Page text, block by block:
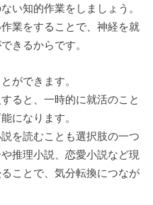
い知的作業をしましょう。
業をすることで、神経を就
きるからです。
ができます。
ると、一時的に就活のこと
になります。
を読むことも選択肢の一つ
推理小説、恋愛小説など現
ことで、気分転換につなが